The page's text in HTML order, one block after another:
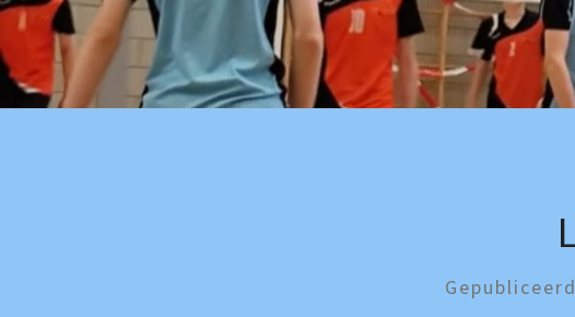
Gepubliceerd